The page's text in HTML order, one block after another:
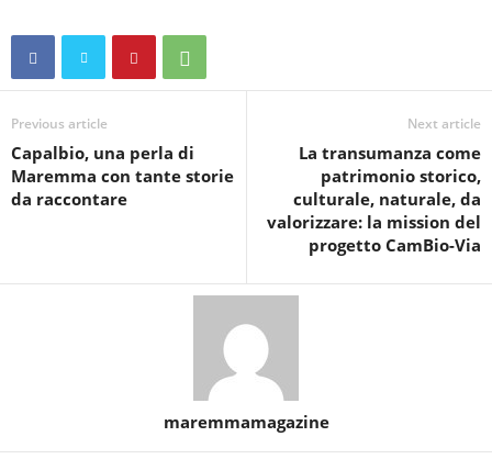
Previous article
Capalbio, una perla di
Maremma con tante storie
da raccontare
Next article
La transumanza come
patrimonio storico,
culturale, naturale, da
valorizzare: la mission del
progetto CamBio-Via
maremmamagazine